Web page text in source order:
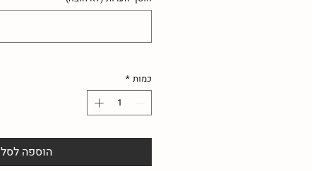
כמות *
הוספה לסל